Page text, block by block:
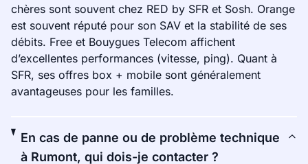
chères sont souvent chez RED by SFR et Sosh. Orange
est souvent réputé pour son SAV et la stabilité de ses
débits. Free et Bouygues Telecom affichent
d’excellentes performances (vitesse, ping). Quant à
SFR, ses offres box + mobile sont généralement
avantageuses pour les familles.
En cas de panne ou de problème technique
à Rumont, qui dois-je contacter ?